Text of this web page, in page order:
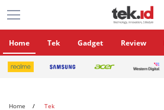
Home Tek Gadget Review
Home Tek